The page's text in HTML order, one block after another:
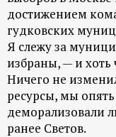
л
достижением
гудковских
Я слежу за
избраны, — и хоть
Ничего не
ресурсы, мы
деморализовали
ранее Светов.